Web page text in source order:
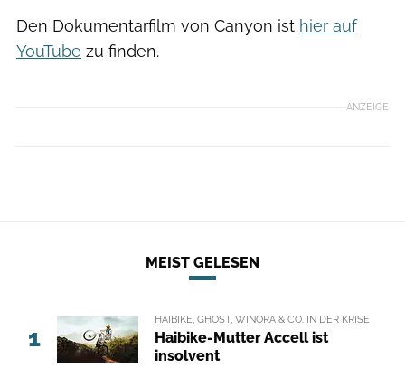
Den Dokumentarfilm von Canyon ist hier auf
YouTube zu finden.
ANZEIGE
MEIST GELESEN
1
HAIBIKE, GHOST, WINORA & CO. IN DER KRISE
Haibike-Mutter Accell ist
insolvent